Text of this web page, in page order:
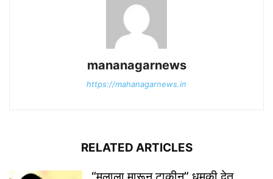
mananagarnews
https://mahanagarnews.in
RELATED ARTICLES